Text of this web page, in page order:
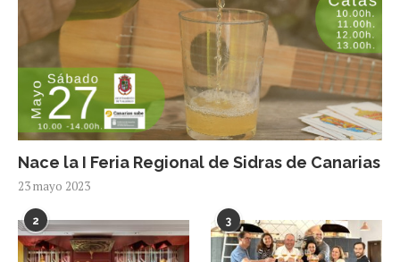
Nace la I Feria Regional de Sidras de Canarias
23 mayo 2023
2 3